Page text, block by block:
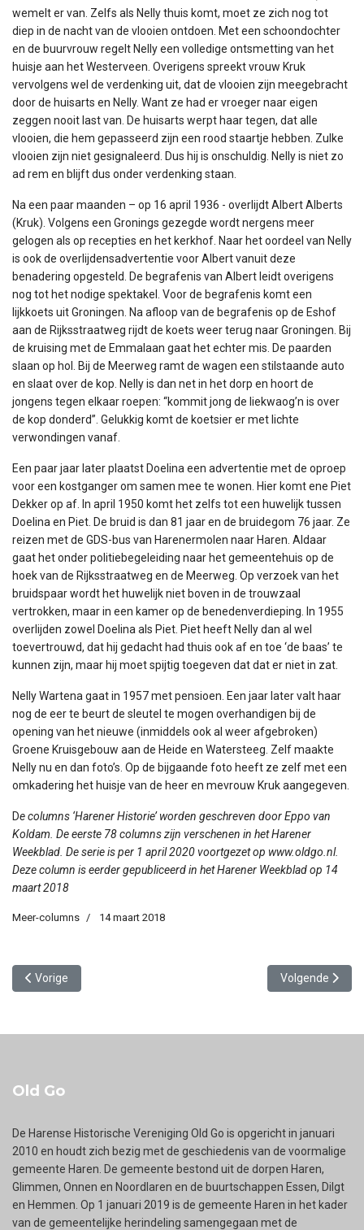
wemelt er van. Zelfs als Nelly thuis komt, moet ze zich nog tot
diep in de nacht van de vlooien ontdoen. Met een schoondochter
en de buurvrouw regelt Nelly een volledige ontsmetting van het
huisje aan het Westerveen. Overigens spreekt vrouw Kruk
vervolgens wel de verdenking uit, dat de vlooien zijn meegebracht
door de huisarts en Nelly. Want ze had er vroeger naar eigen
zeggen nooit last van. De huisarts werpt haar tegen, dat alle
vlooien, die hem gepasseerd zijn een rood staartje hebben. Zulke
vlooien zijn niet gesignaleerd. Dus hij is onschuldig. Nelly is niet zo
ad rem en blijft dus onder verdenking staan.
Na een paar maanden – op 16 april 1936 - overlijdt Albert Alberts
(Kruk). Volgens een Gronings gezegde wordt nergens meer
gelogen als op recepties en het kerkhof. Naar het oordeel van Nelly
is ook de overlijdensadvertentie voor Albert vanuit deze
benadering opgesteld. De begrafenis van Albert leidt overigens
nog tot het nodige spektakel. Voor de begrafenis komt een
lijkkoets uit Groningen. Na afloop van de begrafenis op de Eshof
aan de Rijksstraatweg rijdt de koets weer terug naar Groningen. Bij
de kruising met de Emmalaan gaat het echter mis. De paarden
slaan op hol. Bij de Meerweg ramt de wagen een stilstaande auto
en slaat over de kop. Nelly is dan net in het dorp en hoort de
jongens tegen elkaar roepen: “kommit jong de liekwaog’n is over
de kop donderd”. Gelukkig komt de koetsier er met lichte
verwondingen vanaf.
Een paar jaar later plaatst Doelina een advertentie met de oproep
voor een kostganger om samen mee te wonen. Hier komt ene Piet
Dekker op af. In april 1950 komt het zelfs tot een huwelijk tussen
Doelina en Piet. De bruid is dan 81 jaar en de bruidegom 76 jaar. Ze
reizen met de GDS-bus van Harenermolen naar Haren. Aldaar
gaat het onder politiebegeleiding naar het gemeentehuis op de
hoek van de Rijksstraatweg en de Meerweg. Op verzoek van het
bruidspaar wordt het huwelijk niet boven in de trouwzaal
vertrokken, maar in een kamer op de benedenverdieping. In 1955
overlijden zowel Doelina als Piet. Piet heeft Nelly dan al wel
toevertrouwd, dat hij gedacht had thuis ook af en toe ‘de baas’ te
kunnen zijn, maar hij moet spijtig toegeven dat dat er niet in zat.
Nelly Wartena gaat in 1957 met pensioen. Een jaar later valt haar
nog de eer te beurt de sleutel te mogen overhandigen bij de
opening van het nieuwe (inmiddels ook al weer afgebroken)
Groene Kruisgebouw aan de Heide en Watersteeg. Zelf maakte
Nelly nu en dan foto’s. Op de bijgaande foto heeft ze zelf met een
omkadering het huisje van de heer en mevrouw Kruk aangegeven.
De columns ‘Harener Historie’ worden geschreven door Eppo van
Koldam. De eerste 78 columns zijn verschenen in het Harener
Weekblad. De serie is per 1 april 2020 voortgezet op www.oldgo.nl.
Deze column is eerder gepubliceerd in het Harener Weekblad op 14
maart 2018
Meer-columns 14 maart 2018
Vorig artikel: De strop voor Harener inbreker
Vorige Volgende
Volgende
Old Go
De Harense Historische Vereniging Old Go is opgericht in januari
2010 en houdt zich bezig met de geschiedenis van de voormalige
gemeente Haren. De gemeente bestond uit de dorpen Haren,
Glimmen, Onnen en Noordlaren en de buurtschappen Essen, Dilgt
en Hemmen. Op 1 januari 2019 is de gemeente Haren in het kader
van de gemeentelijke herindeling samengegaan met de